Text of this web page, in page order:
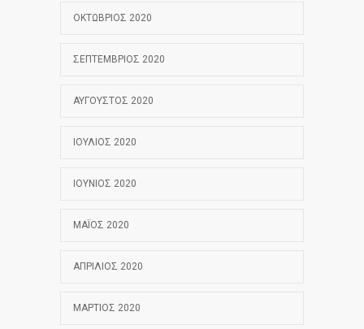
ΟΚΤΏΒΡΙΟΣ 2020
ΣΕΠΤΈΜΒΡΙΟΣ 2020
ΑΎΓΟΥΣΤΟΣ 2020
ΙΟΎΛΙΟΣ 2020
ΙΟΎΝΙΟΣ 2020
ΜΆΙΟΣ 2020
ΑΠΡΊΛΙΟΣ 2020
ΜΆΡΤΙΟΣ 2020